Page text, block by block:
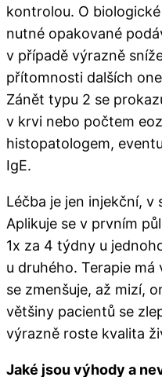
kontrolou. O
nutné opakované
v případě výrazně
přítomnosti dalších
Zánět typu 2 se
v krvi nebo počtem
histopatologem,
IgE.
Léčba je jen injekční,
Aplikuje se v prvním
1x za 4 týdny u
u druhého. Terapie
se zmenšuje, až mizí,
většiny pacientů se
výrazně roste kvalita
Jaké jsou výhody a